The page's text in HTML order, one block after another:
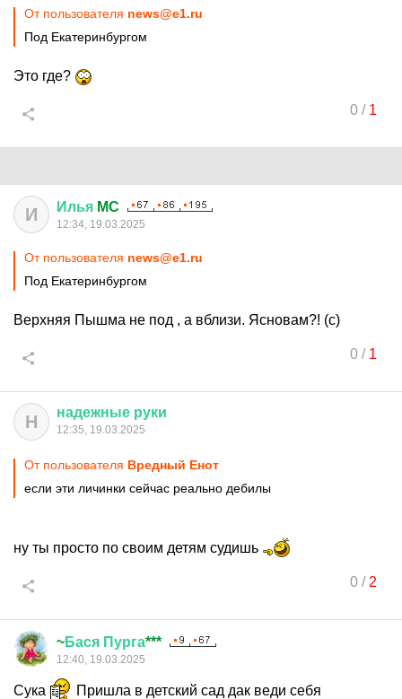
От пользователя news@e1.ru
Под Екатеринбургом
Это где?
0/ 1
И Илья MC
12:34, 19.03.2025
От пользователя news@e1.ru
Под Екатеринбургом
Верхняя Пышма не под , а вблизи. Ясновам?! (с)
0/ 1
Н надежные руки
12:35, 19.03.2025
От пользователя Вредный Енот
если эти личинки сейчас реально дебилы
ну ты просто по своим детям судишь
0/ 2
~Бася Пурга***
12:40, 19.03.2025
Сука
Пришла в детский сад дак веди себя